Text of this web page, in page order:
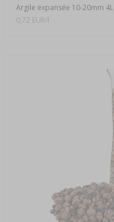
Argile expansée 10-20mm 4L
0,72 EUR/l